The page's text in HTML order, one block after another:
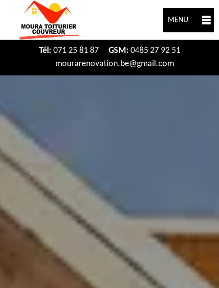
MENU
Tél: 071 25 81 87 GSM: 0485 27 92 51
mourarenovation.be@gmail.com